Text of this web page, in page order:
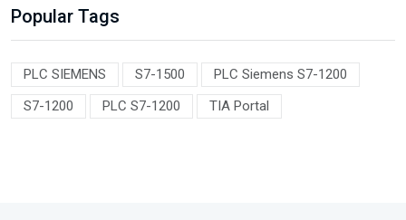
Popular Tags
PLC SIEMENS S7-1500
PLC Siemens S7-1200
S7-1200
PLC S7-1200 TIA Portal